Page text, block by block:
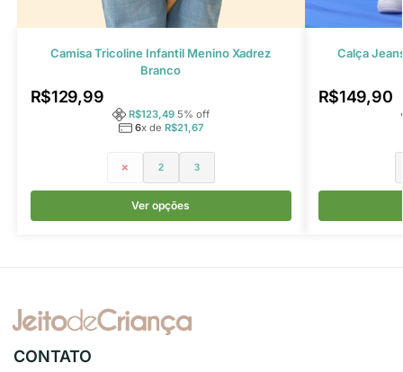
Camisa Tricoline Infantil Menino Xadrez
Branco
R$129,99
R$123,49 5% off
6x de R$21,67
1 2 3
Ver opções
Calça
R$149,90
CONTATO